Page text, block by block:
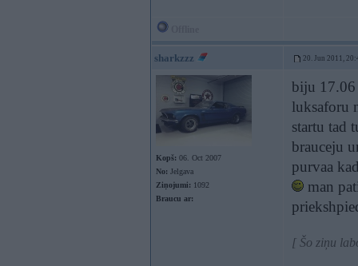
sharkzzz 20. Jun 2011,
Kopš: 06. Oct 2007
No: Jelgava
Ziņojumi: 1092
Braucu ar:
biju 17.06
luksaforu
startu tad
brauceju
purvaa
man
[ Šo ziņu